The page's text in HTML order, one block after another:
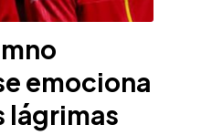
emociona
lágrimas